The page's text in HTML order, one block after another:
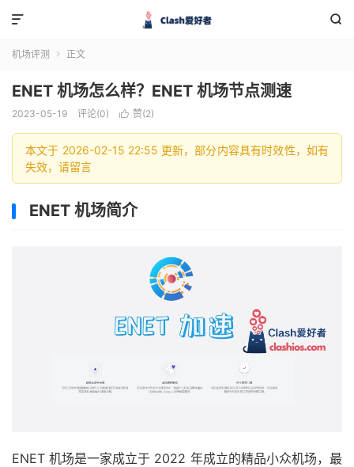


机场评测  正文
ENET 机场怎么样？ENET 机场节点测速
2023-05-19 评论(0)  赞(2)
本文于 2026-02-15 22:55 更新，部分内容具有时效性，如有
失效，请留言
ENET 机场简介
ENET 机场是一家成立于 2022 年成立的精品小众机场，最